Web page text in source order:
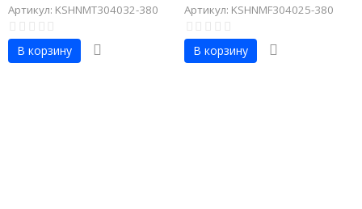
Артикул: KSHNMT304032-380
В корзину
Артикул: KSHNMF304025-380
В корзину